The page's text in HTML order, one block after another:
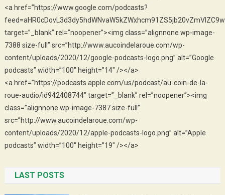
<a href=”https://www.google.com/podcasts?
target=”_blank” rel=”noopener”><img class=”alignnone wp-image-
7388 size-full” src=”http://www.aucoindelaroue.com/wp-
content/uploads/2020/12/google-podcasts-logo.png” alt=”Google
podcasts” width=”100″ height=”14″ /></a>
<a href=”https://podcasts.apple.com/us/podcast/au-coin-de-la-
roue-audio/id942408744″ target=”_blank” rel=”noopener”><img
class=”alignnone wp-image-7387 size-full”
src=”http://www.aucoindelaroue.com/wp-
content/uploads/2020/12/apple-podcasts-logo.png” alt=”Apple
podcasts” width=”100″ height=”19″ /></a>
LAST POSTS